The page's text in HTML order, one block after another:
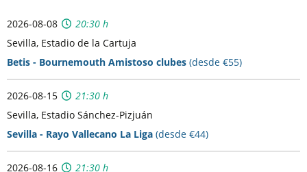
2026-08-08
20:30 h
Sevilla, Estadio de la Cartuja
Betis - Bournemouth Amistoso clubes (desde €55)
2026-08-15
21:30 h
Sevilla, Estadio Sánchez-Pizjuán
Sevilla - Rayo Vallecano La Liga (desde €44)
2026-08-16
21:30 h